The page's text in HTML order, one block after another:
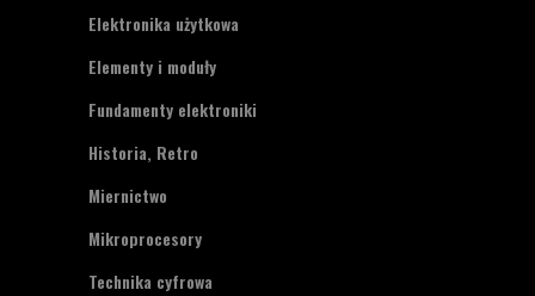
Elektronika użytkowa
Elementy i moduły
Fundamenty elektroniki
Historia, Retro
Miernictwo
Mikroprocesory
Technika cyfrowa